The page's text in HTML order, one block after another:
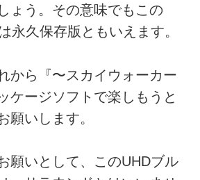
ょう。その意味でもこの
永久保存版ともいえます。
ら『〜スカイウォーカー
ケージソフトで楽しもうと
願いします。
願いとして、このUHDブル